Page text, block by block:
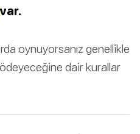
var.
oynuyorsanız genellikle
dair kurallar